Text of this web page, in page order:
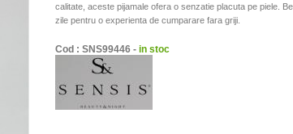
calitate, aceste pijamale ofera o senzatie placuta pe piele.
zile pentru o experienta de cumparare fara griji.
Cod : SNS99446 - in stoc